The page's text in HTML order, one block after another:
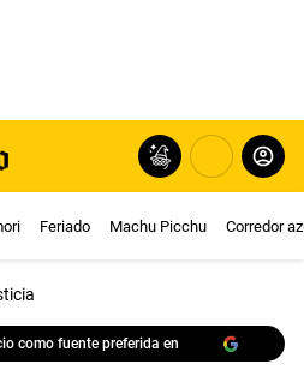
Feriado Machu Picchu Corredor
como fuente preferida en